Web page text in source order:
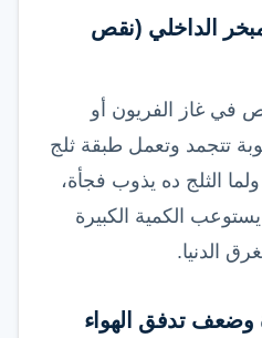
الداخلي (نقص
في غاز الفريون أو
تتجمد وتعمل طبقة ثلج
الثلج ده يذوب فجأة،
الكمية الكبيرة
الدنيا.